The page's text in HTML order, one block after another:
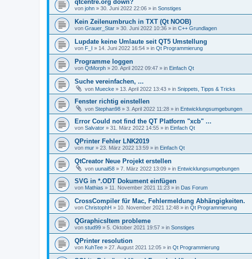
qtcentre.org down?
von john » 30. Juni 2022 22:06 » in Sonstiges
Kein Zeilenumbruch in TXT (Qt NOOB)
von Grauer_Star » 30. Juni 2022 10:36 » in C++ Grundlagen
Lupdate keine Umlaute seit QT5 Umstellung
von F_I » 14. Juni 2022 16:54 » in Qt Programmierung
Programme loggen
von QtMorph » 20. April 2022 09:47 » in Einfach Qt
Suche vereinfachen, ...
von Muecke » 13. April 2022 13:43 » in Snippets, Tipps & Tricks
Fenster richtig einstellen
von Stephan98 » 3. April 2022 11:28 » in Entwicklungsumgebungen
Error Could not find the QT Platform "xcb" ...
von Salvator » 31. März 2022 14:55 » in Einfach Qt
QPrinter Fehler LNK2019
von mur » 23. März 2022 13:59 » in Einfach Qt
QtCreator Neue Projekt erstellen
von uunail58 » 7. März 2022 13:09 » in Entwicklungsumgebungen
SVG in *.ODT Dokument einfügen
von Mathias » 11. November 2021 11:23 » in Das Forum
CrossCompiler für Mac, Fehlermeldung Abhängigkeiten.
von ChristophH » 10. November 2021 12:48 » in Qt Programmierung
QGraphicsItem probleme
von stud99 » 5. Oktober 2021 19:57 » in Sonstiges
QPrinter resolution
von KuhTee » 27. August 2021 12:05 » in Qt Programmierung